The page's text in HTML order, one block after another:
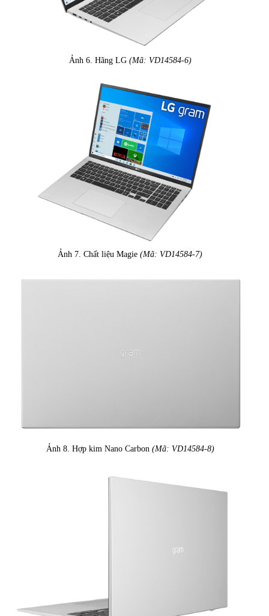
Ảnh 6. Hãng LG (Mã: VD14584-6)
Ảnh 7. Chất liệu Magie (Mã: VD14584-7)
Ảnh 8. Hợp kim Nano Carbon (Mã: VD14584-8)